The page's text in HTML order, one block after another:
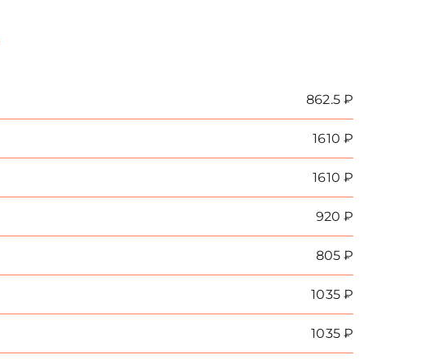
862.5 ₽
1610 ₽
1610 ₽
920 ₽
805 ₽
1035 ₽
1035 ₽